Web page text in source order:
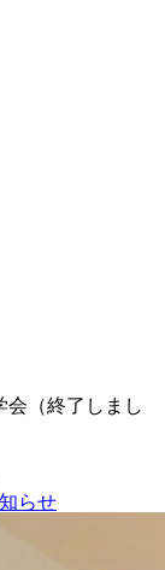
会（終了しまし
らせ